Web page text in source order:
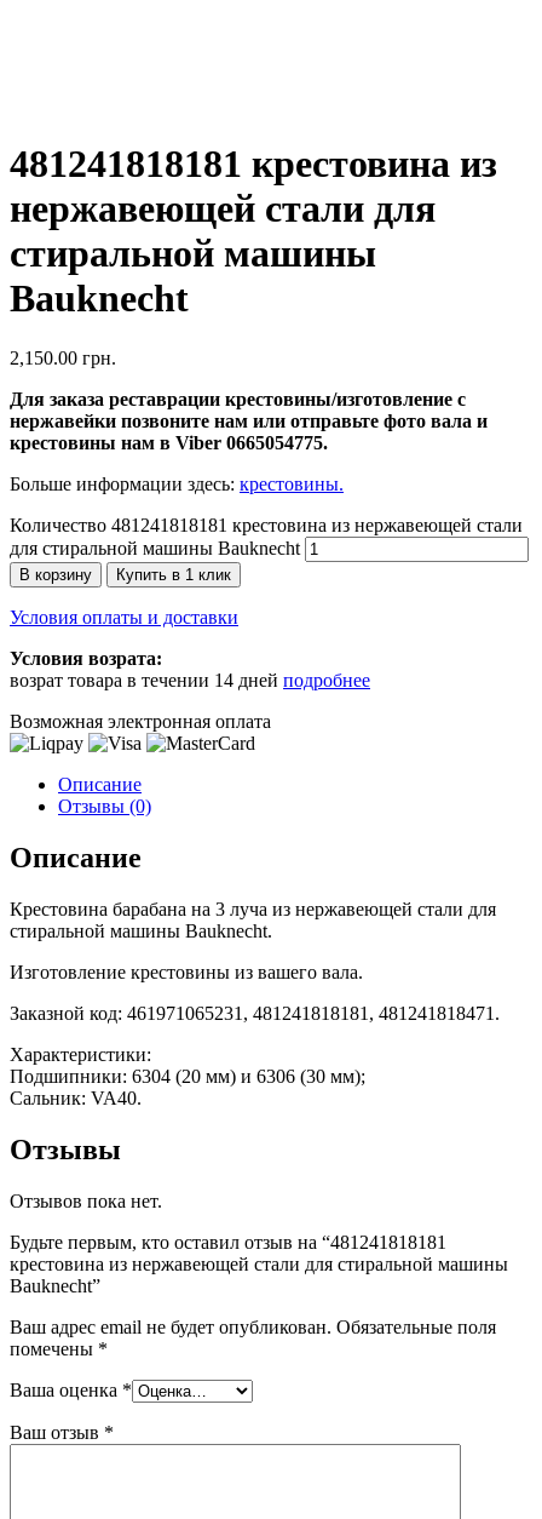
481241818181 крестовина из
нержавеющей стали для
стиральной машины
Bauknecht
2,150.00 грн.
Для заказа реставрации крестовины/изготовление с
нержавейки позвоните нам или отправьте фото вала и
крестовины нам в Viber 0665054775.
Больше информации здесь: крестовины.
Количество 481241818181 крестовина из нержавеющей стали
для стиральной машины Bauknecht
В корзину Купить в 1 клик
Условия оплаты и доставки
Условия возрата:
возрат товара в течении 14 дней подробнее
Возможная электронная оплата
Описание
Отзывы (0)
Описание
Крестовина барабана на 3 луча из нержавеющей стали для
стиральной машины Bauknecht.
Изготовление крестовины из вашего вала.
Заказной код: 461971065231, 481241818181, 481241818471.
Характеристики:
Подшипники: 6304 (20 мм) и 6306 (30 мм);
Сальник: VA40.
Отзывы
Отзывов пока нет.
Будьте первым, кто оставил отзыв на “481241818181
крестовина из нержавеющей стали для стиральной машины
Bauknecht”
Ваш адрес email не будет опубликован. Обязательные поля
помечены *
Ваша оценка *
Ваш отзыв *